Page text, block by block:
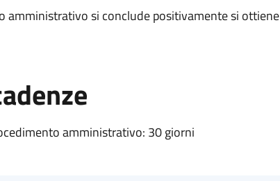
amministrativo si conclude positivamente si ottiene
amministrativo: 30 giorni